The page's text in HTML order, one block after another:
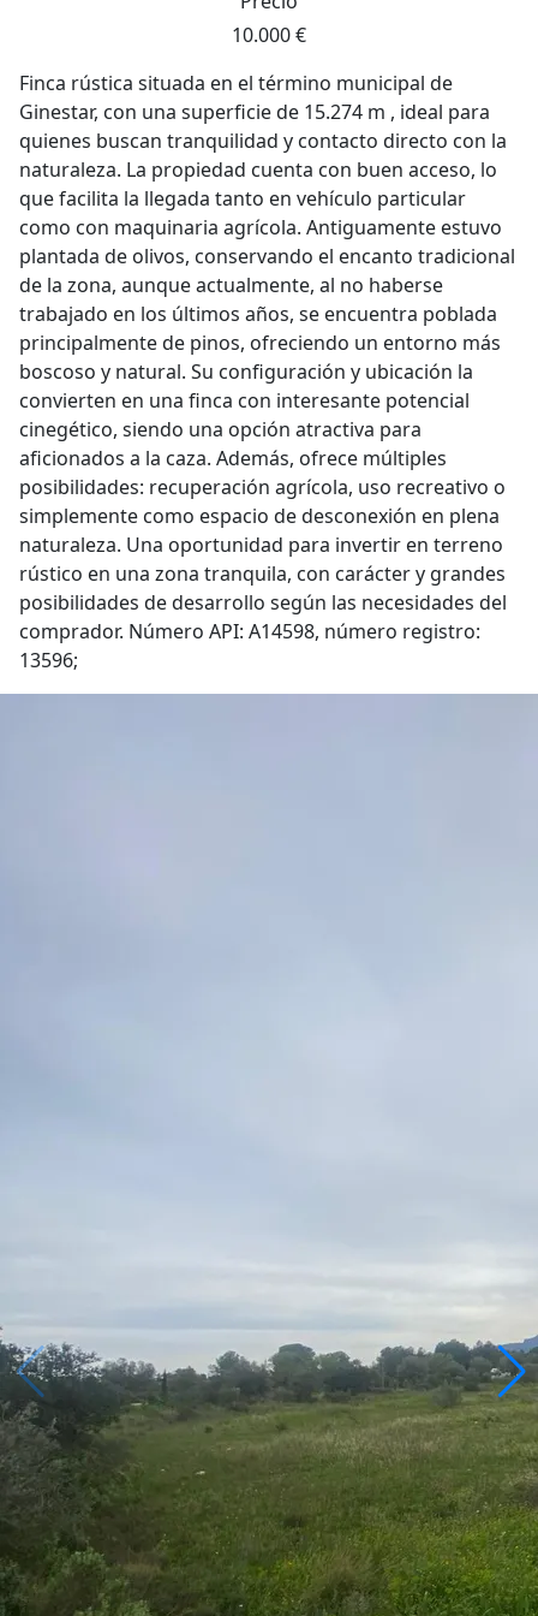
10.000 €
Finca rústica situada en el término municipal de
Ginestar, con una superficie de 15.274 m , ideal para
quienes buscan tranquilidad y contacto directo con la
naturaleza. La propiedad cuenta con buen acceso, lo
que facilita la llegada tanto en vehículo particular
como con maquinaria agrícola. Antiguamente estuvo
plantada de olivos, conservando el encanto tradicional
de la zona, aunque actualmente, al no haberse
trabajado en los últimos años, se encuentra poblada
principalmente de pinos, ofreciendo un entorno más
boscoso y natural. Su configuración y ubicación la
convierten en una finca con interesante potencial
cinegético, siendo una opción atractiva para
aficionados a la caza. Además, ofrece múltiples
posibilidades: recuperación agrícola, uso recreativo o
simplemente como espacio de desconexión en plena
naturaleza. Una oportunidad para invertir en terreno
rústico en una zona tranquila, con carácter y grandes
posibilidades de desarrollo según las necesidades del
comprador. Número API: A14598, número registro:
13596;